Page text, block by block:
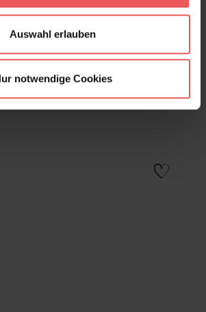
Auswahl erlauben
notwendige Cookies